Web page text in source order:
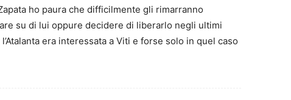
ho paura che difficilmente gli rimarranno
su di lui oppure decidere di liberarlo negli ultimi
era interessata a Viti e forse solo in quel caso